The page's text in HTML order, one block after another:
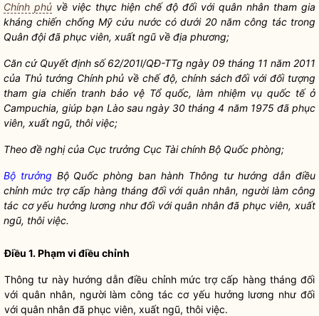
Chính phủ về việc thực hiện chế độ đối với quân nhân tham gia
kháng chiến chống Mỹ cứu nước có dưới 20 nămcông táctrong
Quân độiđã phục viên, xuất ngũ về địa phương;
Căn cứ Quyết định số 62/201l/QĐ-TTg ngày 09 tháng 11 năm 2011
của Thủ tướng Chính phủ về chế độ, chính sách đối với đối tượng
tham gia chiến tranh bảo vệ Tổquốc, làm nhiệm vụ quốc tế ở
Campuchia, giúp bạn Lào sau ngày 30 tháng 4 năm 1975 đã phục
viên, xuất ngũ, thôi việc;
Theo đề nghị của Cục trưởng Cục Tài chính Bộ Quốc phòng;
Bộ trưởng Bộ Quốc phòng ban hành Thông tư hướng dẫn điều
chỉnh mức trợ cấp hàng tháng đối với quân nhân, người làm công
tác cơ yếu hưởng lương như đối với quân nhân đã phục viên, xuất
ngũ, thôi việc.
Điều 1. Phạm vi điều chỉnh
Thông tư này hướng dẫn điều chỉnh mức trợ cấp hàng tháng đối
với quân nhân, người làmcông tác cơ yếu hưởng lương như đối
với quân nhân đã phục viên, xuất ngũ, thôi việc.